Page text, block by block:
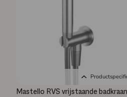
Mastello RVS vrijstaande